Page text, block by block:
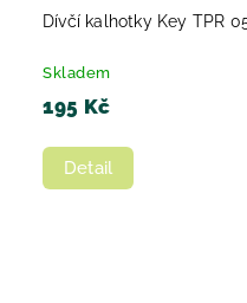
Dívčí kalhotky Key TPR
Skladem
195 Kč
Detail